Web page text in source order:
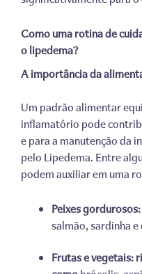
Como uma rotina de
o lipedema?
A importância da
Um padrão alimentar
inflamatório pode
e para a manutenção da
pelo Lipedema. Entre
podem auxiliar em uma
Peixes gordurosos:
salmão, sardinha e
Frutas e vegetais: